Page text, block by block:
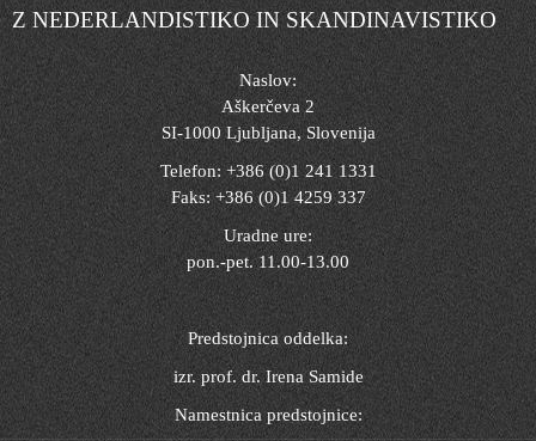
Z NEDERLANDISTIKO IN SKANDINAVISTIKO
Naslov:
Aškerčeva 2
SI-1000 Ljubljana, Slovenija
Telefon: +386 (0)1 241 1331
Faks: +386 (0)1 4259 337
Uradne ure:
pon.-pet. 11.00-13.00
Predstojnica oddelka:
izr. prof. dr. Irena Samide
Namestnica predstojnice: